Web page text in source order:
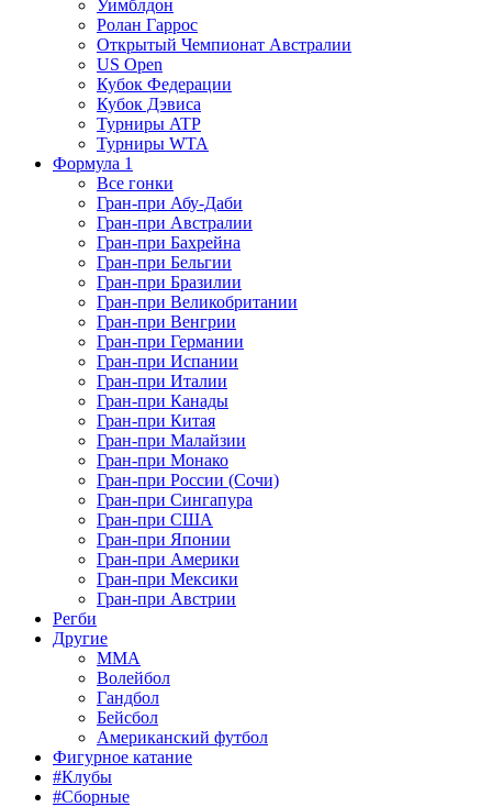
Уимблдон
Ролан Гаррос
Открытый Чемпионат Австралии
US Open
Кубок Федерации
Кубок Дэвиса
Турниры ATP
Турниры WTA
Формула 1
Все гонки
Гран-при Абу-Даби
Гран-при Австралии
Гран-при Бахрейна
Гран-при Бельгии
Гран-при Бразилии
Гран-при Великобритании
Гран-при Венгрии
Гран-при Германии
Гран-при Испании
Гран-при Италии
Гран-при Канады
Гран-при Китая
Гран-при Малайзии
Гран-при Монако
Гран-при России (Сочи)
Гран-при Сингапура
Гран-при США
Гран-при Японии
Гран-при Америки
Гран-при Мексики
Гран-при Австрии
Регби
Другие
MMA
Волейбол
Гандбол
Бейсбол
Американский футбол
Фигурное катание
#Клубы
#Сборные